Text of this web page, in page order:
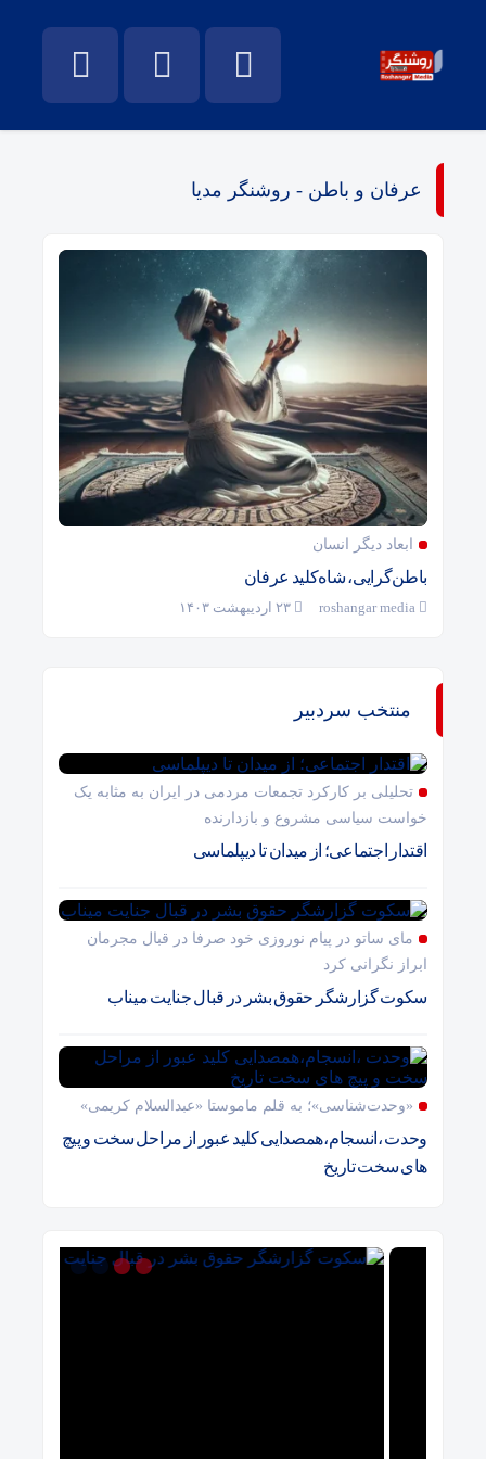
عرفان و باطن - روشنگر مدیا
ابعاد دیگر انسان
باطن‌گرایی، شاه‌کلید عرفان
roshangar media
منتخب سردبیر
تحلیلی بر کارکرد تجمعات مردمی در ایران به مثابه یک
خواست سیاسی مشروع و بازدارنده
اقتدار اجتماعی؛ از میدان تا دیپلماسی
مای ساتو در پیام نوروزی خود صرفا در قبال مجرمان
ابراز نگرانی کرد
سکوت گزارشگر حقوق بشر در قبال جنایت میناب
«وحدت‌‌شناسی»؛ به قلم ماموستا «عبدالسلام کریمی»
وحدت ،انسجام،همصدایی کلید عبور از مراحل سخت و پیچ
های سخت تاریخ